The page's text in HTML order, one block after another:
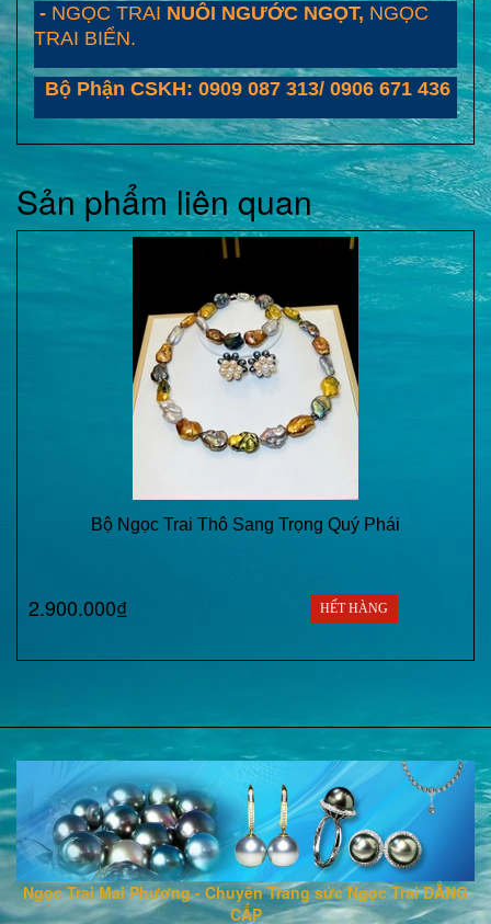
- NGỌC TRAI NUÔI NGƯỚC NGỌT, NGỌC
TRAI BIỂN.
Bộ Phận CSKH: 0909 087 313/ 0906 671 436
Sản phẩm liên quan
Bộ Ngọc Trai Thô Sang Trọng Quý Phái
2.900.000₫ HẾT HÀNG
Ngọc Trai Mai Phương - Chuyên Trang sức Ngọc Trai ĐẲNG
CẤP